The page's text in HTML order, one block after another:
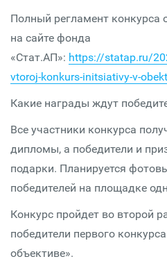
Полный регламент конкурса
на сайте фонда
«Стат.АП»: https://statap.ru/
vtoroj-konkurs-initsiativy-v-
Какие награды ждут
Все участники конкурса
дипломы, а победители и
подарки. Планируется
победителей на площадке
Конкурс пройдет во второй
победители первого
объективе».